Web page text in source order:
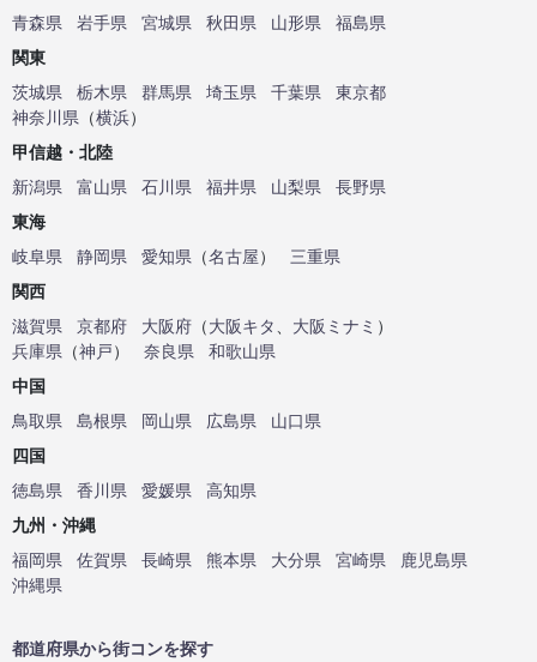
青森県
岩手県 宮城県 秋田県 山形県
福島県
関東
茨城県
栃木県 群馬県 埼玉県 千葉県
東京都
神奈川県 （横浜）
甲信越・北陸
新潟県
富山県 石川県 福井県 山梨県
長野県
東海
岐阜県
静岡県 愛知県 （名古屋）
三重県
関西
滋賀県
京都府 大阪府 （大阪キタ 大阪ミナミ ）
兵庫県 （神戸） 奈良県
和歌山県
中国
鳥取県
島根県 岡山県 広島県
山口県
四国
徳島県
香川県 愛媛県
高知県
九州・沖縄
福岡県
佐賀県 長崎県 熊本県 大分県 宮崎県
鹿児島県
沖縄県
都道府県から街コンを探す